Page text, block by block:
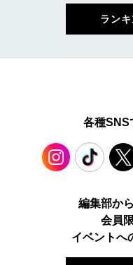
ラン
各種SNS
TikTok
編集部か
会員
イベントへ